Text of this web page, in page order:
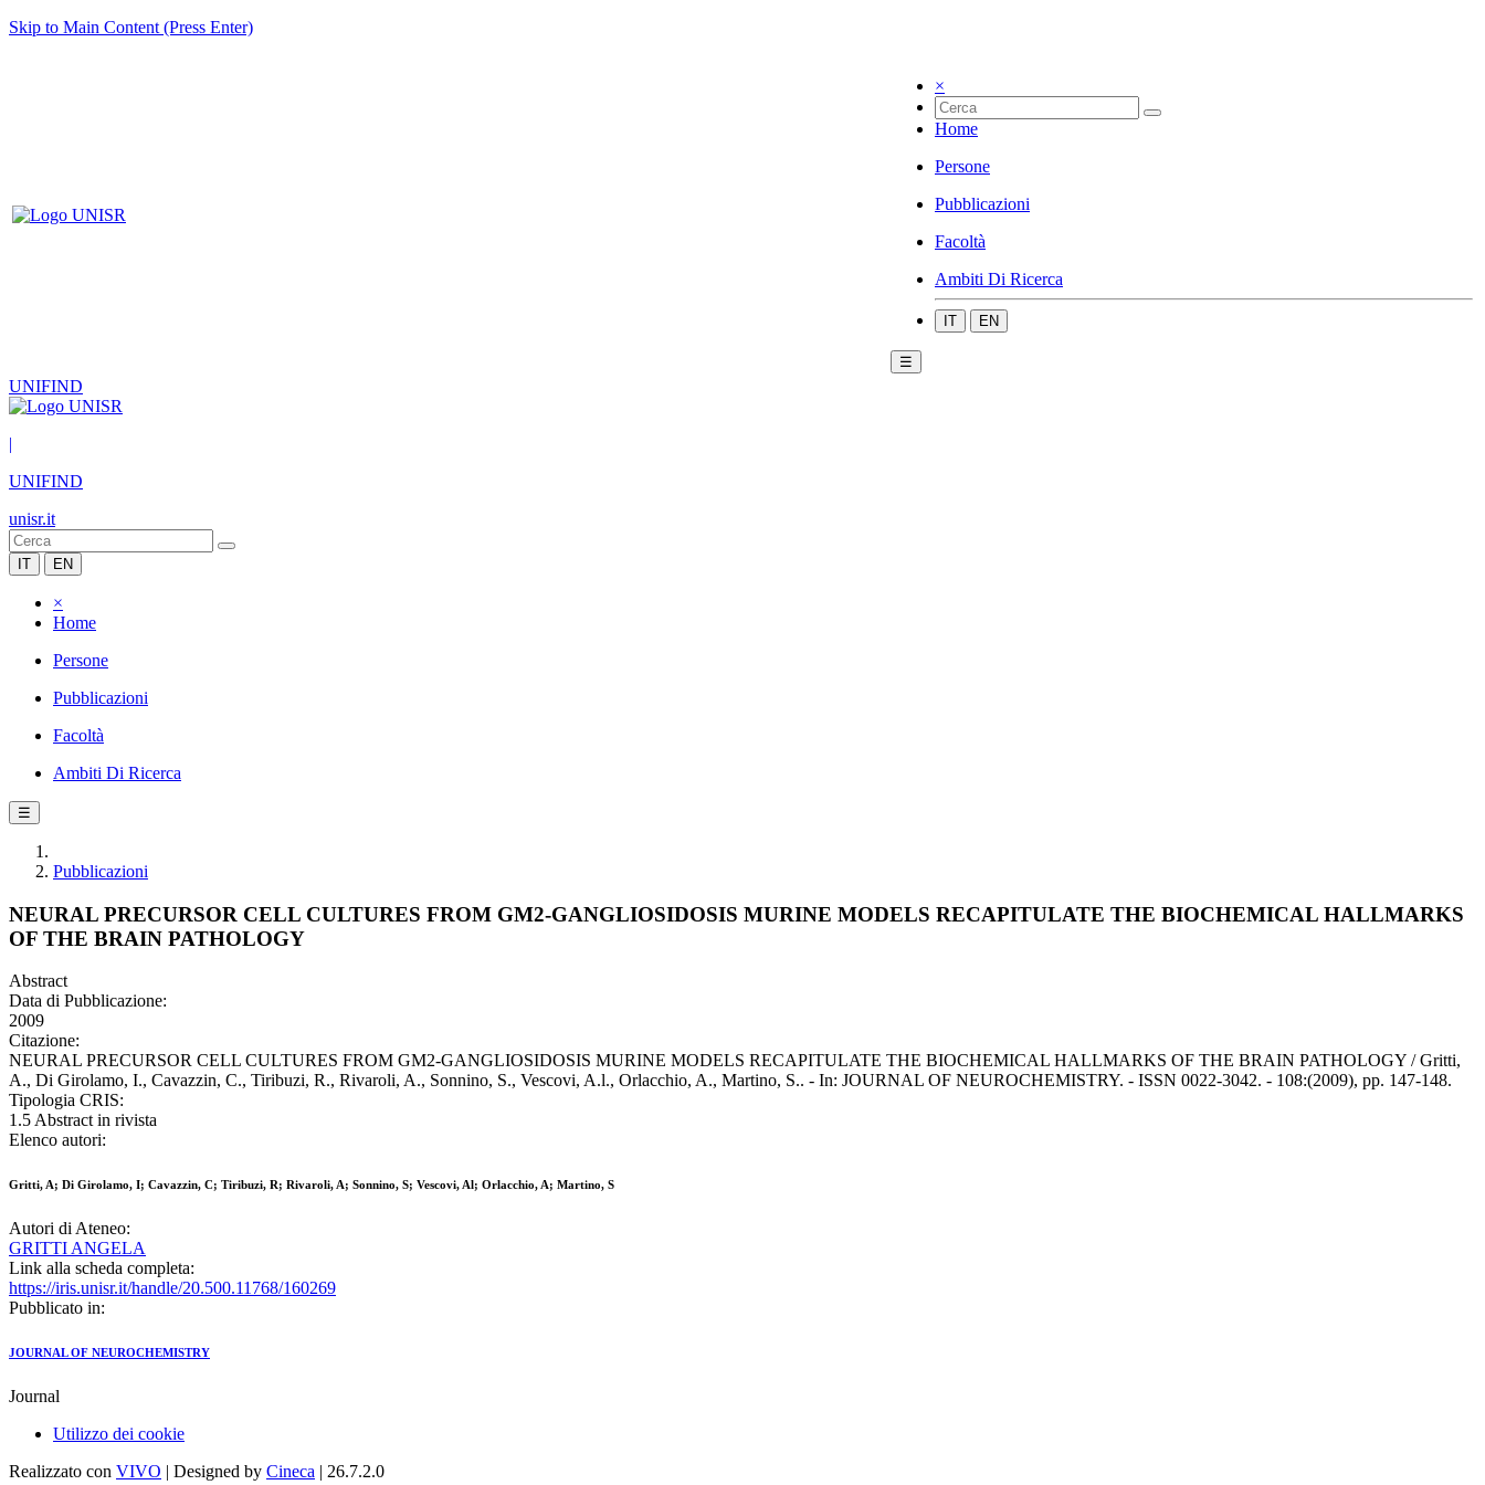
Skip to Main Content (Press Enter)
×
Home
Persone
Pubblicazioni
Facoltà
Ambiti Di Ricerca
IT EN
☰
UNIFIND
|
UNIFIND
unisr.it
IT EN
×
Home
Persone
Pubblicazioni
Facoltà
Ambiti Di Ricerca
☰
Pubblicazioni
NEURAL PRECURSOR CELL CULTURES FROM GM2-GANGLIOSIDOSIS MURINE MODELS RECAPITULATE THE BIOCHEMICAL HALLMARKS
OF THE BRAIN PATHOLOGY
Abstract
Data di Pubblicazione:
2009
Citazione:
NEURAL PRECURSOR CELL CULTURES FROM GM2-GANGLIOSIDOSIS MURINE MODELS RECAPITULATE THE BIOCHEMICAL HALLMARKS OF THE BRAIN PATHOLOGY / Gritti,
A., Di Girolamo, I., Cavazzin, C., Tiribuzi, R., Rivaroli, A., Sonnino, S., Vescovi, A.l., Orlacchio, A., Martino, S.. - In: JOURNAL OF NEUROCHEMISTRY. - ISSN 0022-3042. - 108:(2009), pp. 147-148.
Tipologia CRIS:
1.5 Abstract in rivista
Elenco autori:
Gritti, A; Di Girolamo, I; Cavazzin, C; Tiribuzi, R; Rivaroli, A; Sonnino, S; Vescovi, Al; Orlacchio, A; Martino, S
Autori di Ateneo:
GRITTI ANGELA
Link alla scheda completa:
https://iris.unisr.it/handle/20.500.11768/160269
Pubblicato in:
JOURNAL OF NEUROCHEMISTRY
Journal
Utilizzo dei cookie
Realizzato con VIVO | Designed by Cineca | 26.7.2.0